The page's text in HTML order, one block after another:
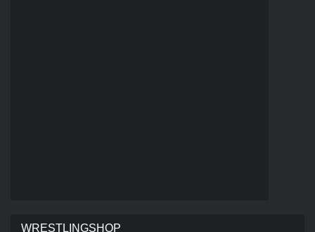
WRESTLINGSHOP